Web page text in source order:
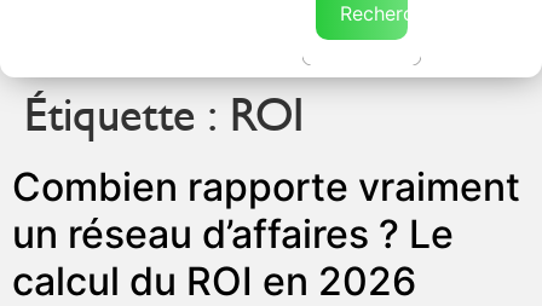
Rechercher →
Étiquette : ROI
Combien rapporte vraiment
un réseau d’affaires ? Le
calcul du ROI en 2026